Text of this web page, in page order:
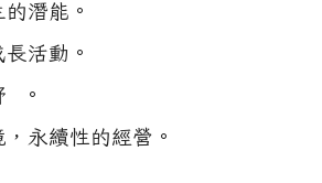
潛能。
活動。
。
永續性的經營。